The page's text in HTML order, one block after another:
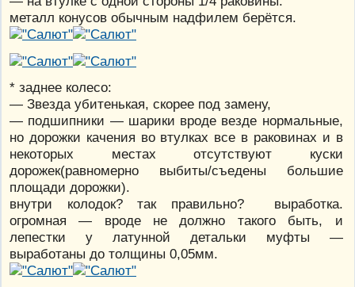
металл конусов обычным надфилем берётся.
* заднее колесо:
— Звезда убитенькая, скорее под замену,
— подшипники — шарики вроде везде нормальные,
но дорожки качения во втулках все в раковинах и в
некоторых местах отсутствуют куски
дорожек(равномерно выбиты/съедены большие
площади дорожки).
внутри колодок? так правильно? выработка.
огромная — вроде не должно такого быть, и
лепестки у латунной детальки муфты —
выработаны до толщины 0,05мм.